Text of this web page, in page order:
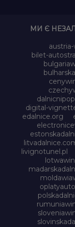
МИ Є
bilet-
digital-
edalnice.org
livignotunel.pl